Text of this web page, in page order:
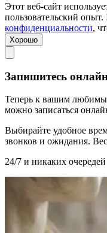
Этот веб-сайт
пользовательский
конфиденциальности,
Хорошо
Запишитесь
Теперь к вашим
можно записаться
Выбирайте удобное
звонков и ожидания.
24/7 и никаких очередей